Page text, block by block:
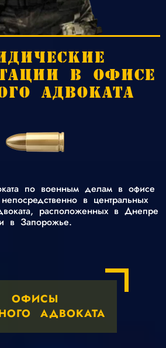
В ОФИСЕ
АДВОКАТА
по военным делам в офисе
в центральных
расположенных в Днепре
и в Запорожье.
ОФИСЫ
АДВОКАТА